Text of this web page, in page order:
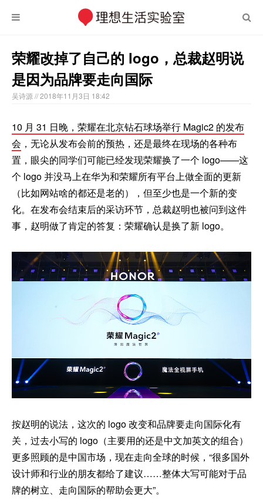
荣耀改掉了自己的 logo，总裁赵明说
是因为品牌要走向国际
吴诗源 // 2018年11月3日 18:42
10 月 31 日晚，荣耀在北京钻石球场举行 Magic2 的发布
会 ，无论从发布会前的预热，还是最终在现场的各种布
置，眼尖的同学们可能已经发现荣耀换了一个 logo——这
个 logo 并没马上在华为和荣耀所有平台上做全面的更新
（比如网站啥的都还是老的），但至少也是一个新的变
化。在发布会结束后的采访环节，总裁赵明也被问到这件
事，赵明做了肯定的答复：荣耀确认是换了新 logo。
按赵明的说法，这次的 logo 改变和品牌要走向国际化有
关，过去小写的 logo（主要用的还是中文加英文的组合）
更多照顾的是中国市场，现在走向全球的时候，“很多国外
设计师和行业的朋友都给了建议……整体大写可能对于品
牌的树立、走向国际的帮助会更大”。